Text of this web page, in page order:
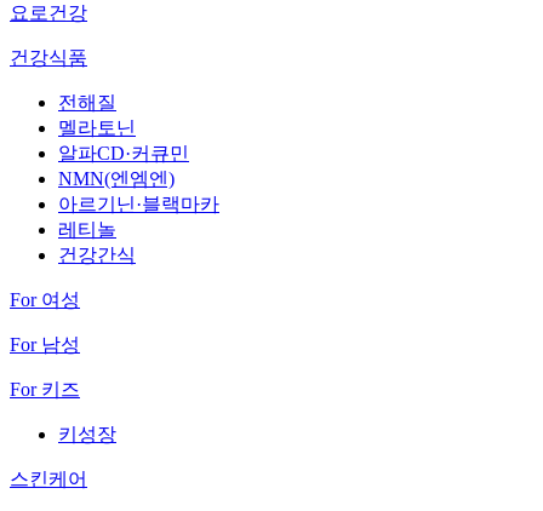
요로건강
건강식품
전해질
멜라토닌
알파CD·커큐민
NMN(엔엠엔)
아르기닌·블랙마카
레티놀
건강간식
For 여성
For 남성
For 키즈
키성장
스킨케어